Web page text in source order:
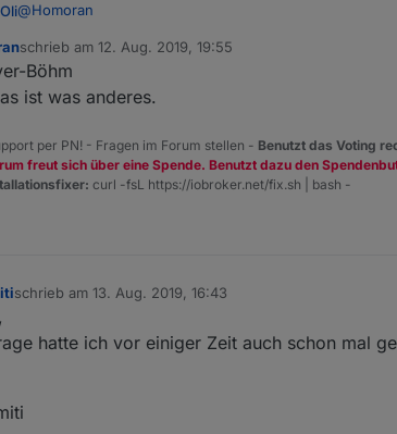
Oli@Homoran
ich frage über den Ping Adapter ab, ob meine Gräte
eingetragen werden, diesen Namen möchte ich im Vis
schrieb am 12. Aug. 2019, 19:55
zuletzt editiert von
Böhm
ist was anderes.
per PN! - Fragen im Forum stellen - Benutzt das Voting
freut sich über eine Spende. Benutzt dazu den
curl -fsL https://iobroker.net/fix.sh | bash -
schrieb am 13. Aug. 2019, 16:43
zuletzt editiert von
hatte ich vor einiger Zeit auch schon mal